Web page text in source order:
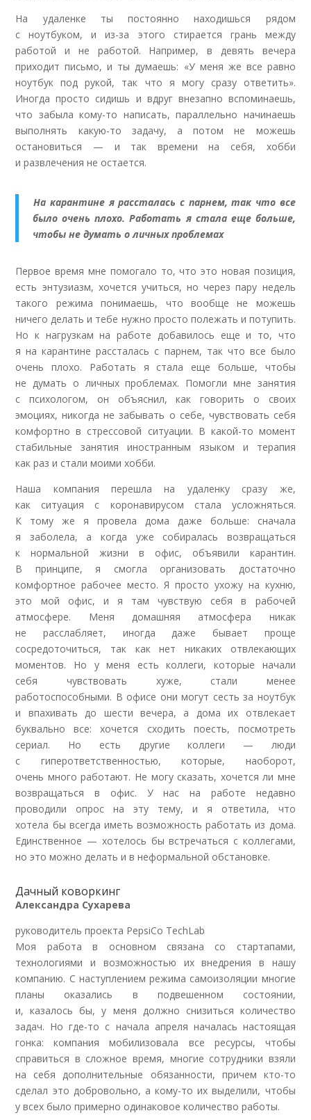
На удаленке ты постоянно находишься рядом
с ноутбуком, и из-за этого стирается грань между
работой и не работой. Например, в девять вечера
приходит письмо, и ты думаешь: «У меня же все равно
ноутбук под рукой, так что я могу сразу ответить».
Иногда просто сидишь и вдруг внезапно вспоминаешь,
что забыла кому-то написать, параллельно начинаешь
выполнять какую-то задачу, а потом не можешь
остановиться — и так времени на себя, хобби
и развлечения не остается.
На карантине я рассталась с парнем, так что все
было очень плохо. Работать я стала еще больше,
чтобы не думать о личных проблемах
Первое время мне помогало то, что это новая позиция,
есть энтузиазм, хочется учиться, но через пару недель
такого режима понимаешь, что вообще не можешь
ничего делать и тебе нужно просто полежать и потупить.
Но к нагрузкам на работе добавилось еще и то, что
я на карантине рассталась с парнем, так что все было
очень плохо. Работать я стала еще больше, чтобы
не думать о личных проблемах. Помогли мне занятия
с психологом, он объяснил, как говорить о своих
эмоциях, никогда не забывать о себе, чувствовать себя
комфортно в стрессовой ситуации. В какой-то момент
стабильные занятия иностранным языком и терапия
как раз и стали моими хобби.
Наша компания перешла на удаленку сразу же,
как
ситуация с коронавирусом стала усложняться.
К тому же я провела дома даже больше: сначала
я заболела, а когда уже собиралась возвращаться
к нормальной жизни в офис, объявили карантин.
В принципе, я смогла организовать достаточно
комфортное рабочее место. Я просто ухожу на кухню,
это
мой офис, и я там чувствую себя в рабочей
атмосфере. Меня домашняя атмосфера никак
не расслабляет, иногда даже бывает проще
сосредоточиться, так как нет никаких отвлекающих
моментов. Но у меня есть коллеги, которые начали
себя
чувствовать хуже, стали менее
работоспособными. В офисе они могут сесть за ноутбук
и впахивать до шести вечера, а дома их отвлекает
буквально все: хочется сходить поесть, посмотреть
сериал. Но есть другие коллеги — люди
с гиперответственностью, которые, наоборот,
очень много работают. Не могу сказать, хочется ли мне
возвращаться в офис. У нас на работе недавно
проводили опрос на эту тему, и я ответила, что
хотела бы всегда иметь возможность работать из дома.
Единственное — хотелось бы встречаться с коллегами,
но это можно делать и в неформальной обстановке.
Дачный коворкинг
Александра Сухарева
руководитель проекта PepsiCo TechLab
Моя работа в основном связана со стартапами,
технологиями и возможностью их внедрения в нашу
компанию. С наступлением режима самоизоляции многие
планы оказались в подвешенном состоянии,
и, казалось бы, у меня должно снизиться количество
задач. Но где-то с начала апреля началась настоящая
гонка: компания мобилизовала все ресурсы, чтобы
справиться в сложное время, многие сотрудники взяли
на себя дополнительные обязанности, причем кто-то
сделал это добровольно, а кому-то их выделили, чтобы
у всех было примерно одинаковое количество работы.